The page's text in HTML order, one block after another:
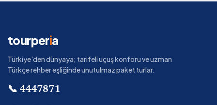
tourperia
Türkiye'den dünyaya; tarifeli uçuş konforu ve uzman
Türkçe rehber eşliğinde unutulmaz paket turlar.
📞 4447871